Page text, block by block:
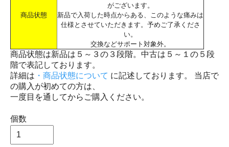
商品状態
がございます。
新品で入荷した時点からある、このような痛みは
仕様とさせていただきます。予めご了承くださ
い。
交換などサポート対象外。
商品状態は新品は５～３の３段階。中古は５～１の５段
階で表記しております。
詳細は ・商品状態について に記述しております。 当店で
の購入が初めての方は、
一度目を通してからご購入ください。
個数